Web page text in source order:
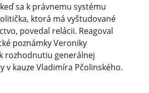
sa k právnemu systému
ktorá má vyštudované
povedal relácii. Reagoval
poznámky Veroniky
rozhodnutiu generálnej
v kauze Vladimíra Pčolinského.